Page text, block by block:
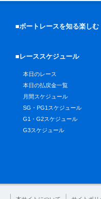
■ボートレースを知る楽しむ
■レーススケジュール
本日のレース
本日の払戻金一覧
月間スケジュール
SG・PG1スケジュール
G1・G2スケジュール
G3スケジュール